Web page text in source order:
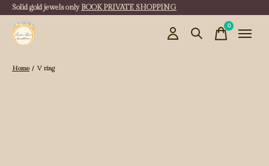
Solid gold jewels only BOOK PRIVATE SHOPPING
0items
Home / V ring